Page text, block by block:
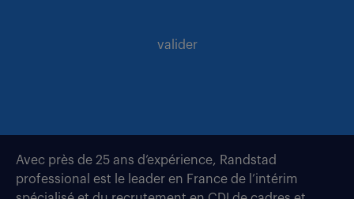
valider
Avec près de 25 ans d’expérience, Randstad
professional est le leader en France de l’intérim